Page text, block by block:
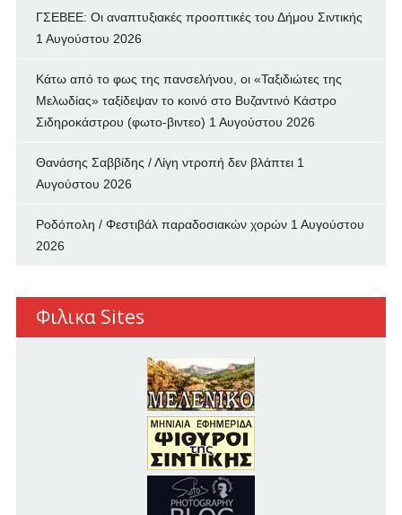
ΓΣΕΒΕΕ: Οι αναπτυξιακές προοπτικές του Δήμου Σιντικής
1 Αυγούστου 2026
Κάτω από το φως της πανσελήνου, οι «Ταξιδιώτες της
Μελωδίας» ταξίδεψαν το κοινό στο Βυζαντινό Κάστρο
Σιδηροκάστρου (φωτο-βιντεο) 1 Αυγούστου 2026
Θανάσης Σαββίδης / Λίγη ντροπή δεν βλάπτει 1
Αυγούστου 2026
Ροδόπολη / Φεστιβάλ παραδοσιακών χορών 1 Αυγούστου
2026
Φιλικα Sites